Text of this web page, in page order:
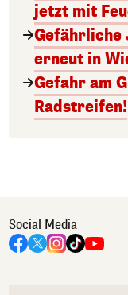
jetzt mit
Gefährliche
erneut in
Gefahr am
Radstreifen!
Social Media